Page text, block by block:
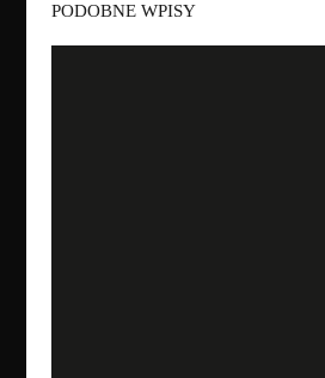
PODOBNE WPISY